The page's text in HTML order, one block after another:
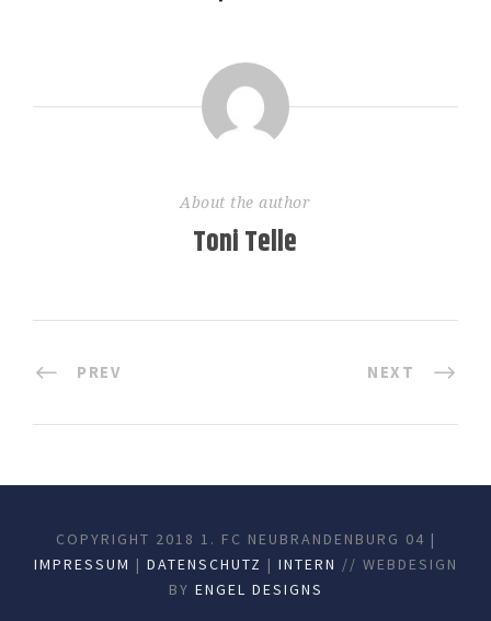
About the author
Toni Telle
PREV NEXT
COPYRIGHT 2018 1. FC NEUBRANDENBURG 04 |
IMPRESSUM | DATENSCHUTZ | INTERN // WEBDESIGN
BY ENGEL DESIGNS